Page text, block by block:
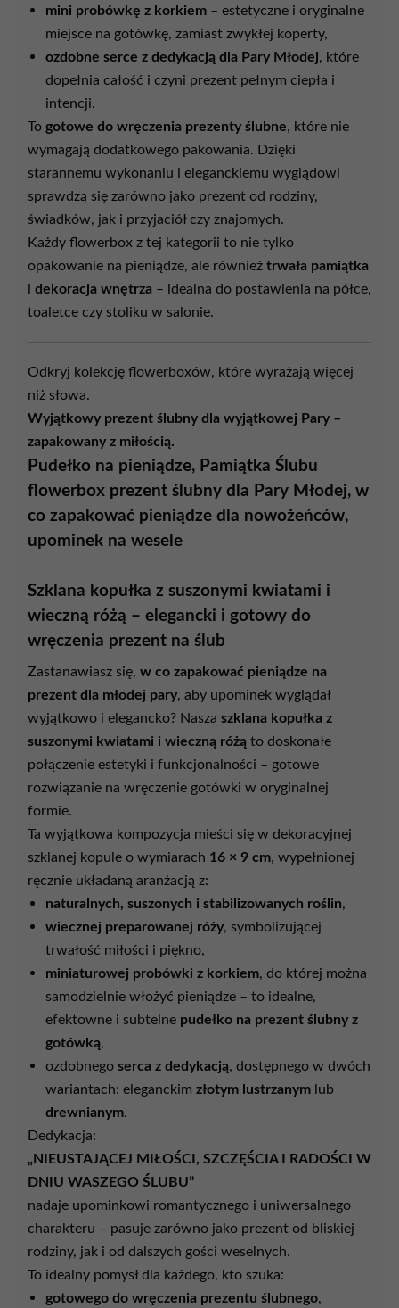
mini probówkę z korkiem – estetyczne i oryginalne
miejsce na gotówkę, zamiast zwykłej koperty,
ozdobne serce z dedykacją dla Pary Młodej, które
dopełnia całość i czyni prezent pełnym ciepła i
intencji.
To gotowe do wręczenia prezenty ślubne, które nie
wymagają dodatkowego pakowania. Dzięki
starannemu wykonaniu i eleganckiemu wyglądowi
sprawdzą się zarówno jako prezent od rodziny,
świadków, jak i przyjaciółczy znajomych.
Każdy flowerbox z tej kategorii to nie tylko
opakowanie na pieniądze, ale również trwała pamiątka
i dekoracja wnętrza – idealna do postawienia na półce,
toaletce czy stoliku w salonie.
Odkryj kolekcję flowerboxów, które wyrażają więcej
niż słowa.
Wyjątkowy prezent ślubny dla wyjątkowej Pary –
zapakowany z miłością.
Pudełko na pieniądze, Pamiątka Ślubu
flowerbox prezent ślubny dla Pary Młodej, w
co zapakować pieniądze dla nowożeńców,
upominek na wesele
Szklana kopułka z suszonymi kwiatami i
wieczną różą – elegancki i gotowy do
wręczenia prezent na ślub
Zastanawiasz się, w co zapakować pieniądze na
prezent dla młodej pary, aby upominek wyglądał
wyjątkowo i elegancko? Nasza szklana kopułka z
suszonymi kwiatami i wieczną różą to doskonałe
połączenie estetyki i funkcjonalności – gotowe
rozwiązanie na wręczenie gotówki w oryginalnej
formie.
Ta wyjątkowa kompozycja mieści się w dekoracyjnej
szklanej kopule o wymiarach 16 × 9 cm, wypełnionej
ręcznie układaną aranżacją z:
naturalnych, suszonych i stabilizowanych roślin,
wiecznej preparowanej róży, symbolizującej
trwałość miłości i piękno,
miniaturowej probówki z korkiem, do której można
samodzielnie włożyć pieniądze – to idealne,
efektowne i subtelne pudełko na prezent ślubny z
gotówką,
ozdobnego serca z dedykacją, dostępnego w dwóch
wariantach: eleganckim złotym lustrzanym lub
drewnianym.
Dedykacja:
„ NIEUSTAJĄCEJ MIŁOŚCI, SZCZĘŚCIA RADOŚCI W
DNIU WASZEGO ŚLUBU”
nadaje upominkowi romantycznego i uniwersalnego
charakteru – pasuje zarówno jako prezent od bliskiej
rodziny, jak i od dalszych gości weselnych.
To idealny pomysłdla każdego, kto szuka:
gotowego do wręczenia prezentu ślubnego,